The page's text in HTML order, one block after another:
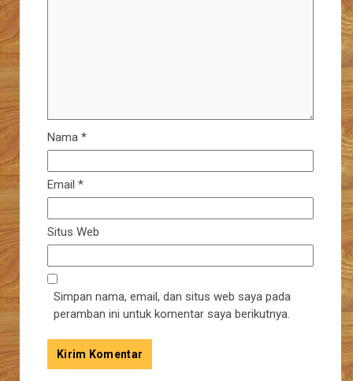
Nama *
Email *
Situs Web
Simpan nama, email, dan situs web saya pada
peramban ini untuk komentar saya berikutnya.